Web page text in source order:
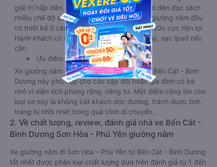
giải trí hấp dẫn. Trong phòng có tai nghe, có đèn đọc sách
nhiều chế độ sáng, wifi tốc độ cao. Tại mỗi giường nằm đều
có thiết kế ổ cắm sạc đa năng nguồn điện 220v cực tiện lợi.
Hành khách có thể sạc điện thoại, sạc laptop, sạc ipad nếu
cần.
Ưu điểm
Xe giường nằm đôi đi Sơn Hòa - Phú Yên từ Bến Cát - Bình
Dương này phù hợp cho các cặp đôi hoặc gia đình có bé
nhỏ vì diện tích phòng rộng, riêng tư. Một điểm cộng lớn cho
loại xe này là không bắt khách dọc đường, tránh được tình
trạng bị nhồi nhét trong quá trình di chuyển.
2. Về chất lượng, review, đánh giá nhà xe Bến Cát -
Bình Dương Sơn Hòa - Phú Yên giường nằm
Xe giường nằm đi Sơn Hòa - Phú Yên từ Bến Cát - Bình Dương
tốt nhất được phân loại chất lượng dựa trên đánh giá từ 1 đến